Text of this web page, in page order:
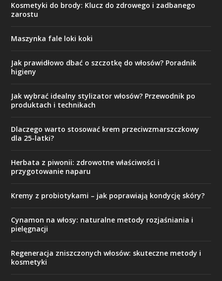
Kosmetyki do brody: Klucz do zdrowego i zadbanego
zarostu
Maszynka fale loki koki
Jak prawidłowo dbać o szczotkę do włosów? Poradnik
higieny
Jak wybrać idealny stylizator włosów? Przewodnik po
produktach i technikach
Dlaczego warto stosować krem przeciwzmarszczkowy
dla 25-latki?
Herbata z piwonii: zdrowotne właściwości i
przygotowanie naparu
Kremy z probiotykami – jak poprawiają kondycję skóry?
Cynamon na włosy: naturalne metody rozjaśniania i
pielęgnacji
Regeneracja zniszczonych włosów: skuteczne metody i
kosmetyki